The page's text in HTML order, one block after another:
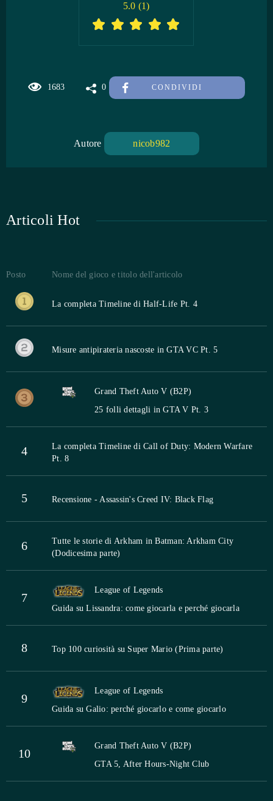
1683 0 CONDIVIDI
5.0 (1)
Autore nicob982
Articoli Hot
Posto Nome del gioco e titolo dell'articolo
La completa Timeline di Half-Life Pt. 4
Misure antipirateria nascoste in GTA VC Pt. 5
Grand Theft Auto V (B2P)
25 folli dettagli in GTA V Pt. 3
4
La completa Timeline di Call of Duty: Modern Warfare
Pt. 8
5 Recensione - Assassin's Creed IV: Black Flag
6
Tutte le storie di Arkham in Batman: Arkham City
(Dodicesima parte)
7
League of Legends
Guida su Lissandra: come giocarla e perché giocarla
8 Top 100 curiosità su Super Mario (Prima parte)
9
League of Legends
Guida su Galio: perché giocarlo e come giocarlo
10
Grand Theft Auto V (B2P)
GTA 5, After Hours-Night Club